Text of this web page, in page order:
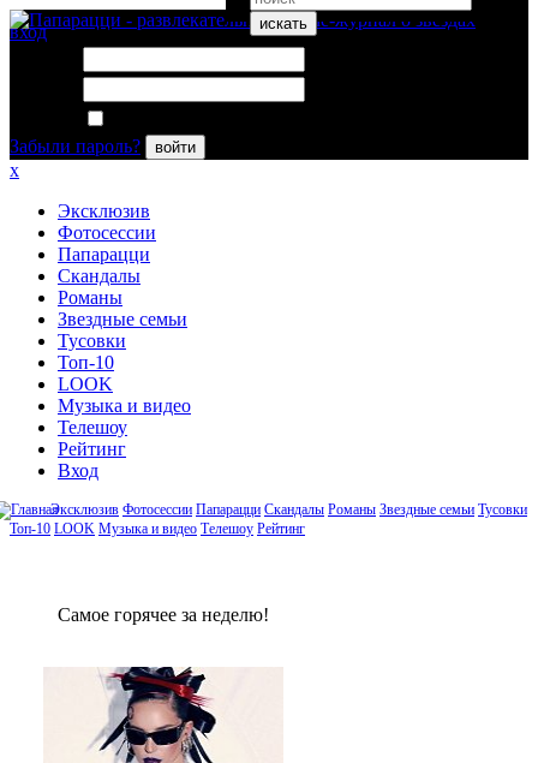
искать
вход
Забыли пароль?
войти
x
Эксклюзив
Фотосессии
Папарацци
Скандалы
Романы
Звездные семьи
Тусовки
Топ-10
LOOK
Музыка и видео
Телешоу
Рейтинг
Вход
Эксклюзив Фотосессии Папарацци Скандалы Романы Звездные семьи Тусовки
Топ-10 LOOK Музыка и видео Телешоу Рейтинг
Сaмое гoрячее за неделю!